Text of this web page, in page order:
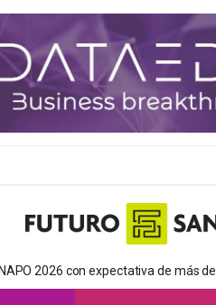
2026 con expectativa de más de